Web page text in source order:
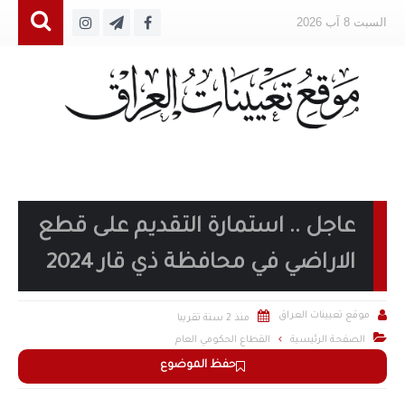
السبت 8 آب 2026
عاجل .. استمارة التقديم على قطع
الاراضي في محافظة ذي قار 2024
حفظ الموضوع
 موقع تعيينات العراق  منذ 2 سنة تقريبا
 الصفحة الرئيسية القطاع الحكومي العام